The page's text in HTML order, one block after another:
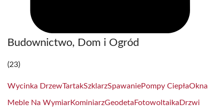
Budownictwo, Dom i Ogród
(23)
Wycinka DrzewTartakSzklarzSpawaniePompy CiepłaOkna
Meble Na WymiarKominiarzGeodetaFotowoltaikaDrzwi